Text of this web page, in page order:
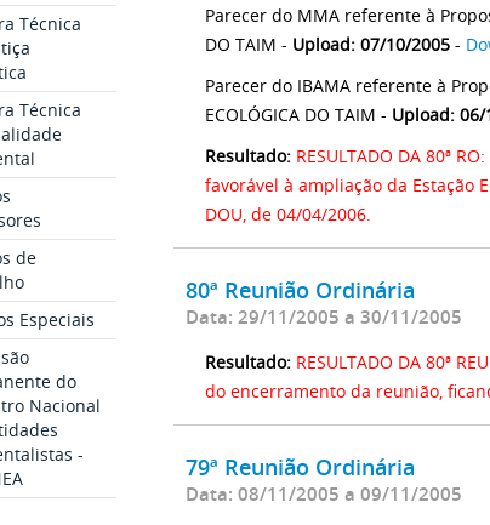
Técnica
Técnica
de
Especiais
do
Nacional
-
Parecer do MMA referente à
DO TAIM - Upload: 07/10/2005 -
Parecer do IBAMA referente à
ECOLÓGICA DO TAIM - Upload: 06/
Resultado: RESULTADO DA 80ª
favorável à ampliação da Estação
DOU, de 04/04/2006.
80ª Reunião Ordinária
Data: 29/11/2005 a 30/11/2005
Resultado: RESULTADO DA 80ª
do encerramento da reunião,
79ª Reunião Ordinária
Data: 08/11/2005 a 09/11/2005